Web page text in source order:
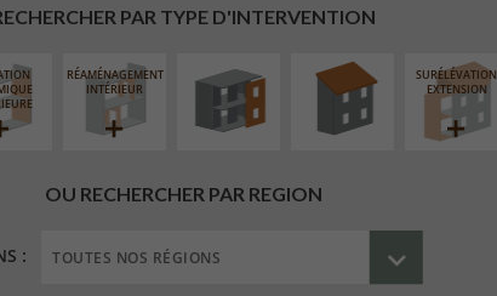
PAR TYPE D'INTERVENTION
RÉAMÉNAGEMENT
INTÉRIEUR
SURÉLÉVATION
EXTENSION
OU RECHERCHER PAR REGION
: